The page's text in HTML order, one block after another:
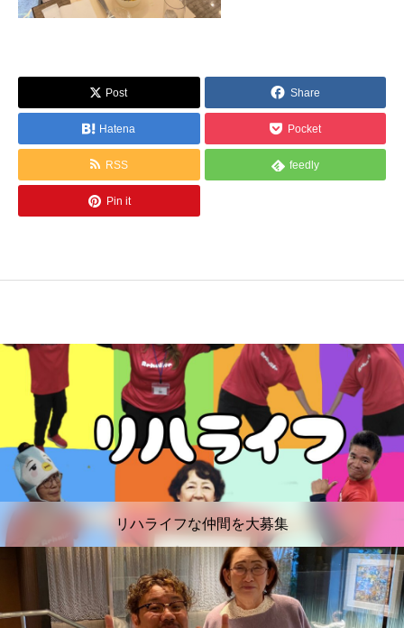
Post Share
Hatena Pocket
RSS feedly
Pin it
リハライフな仲間を大募集